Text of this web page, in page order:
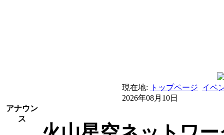
現在地: トップページ イベ
2026年08月10日
アナウン
ス